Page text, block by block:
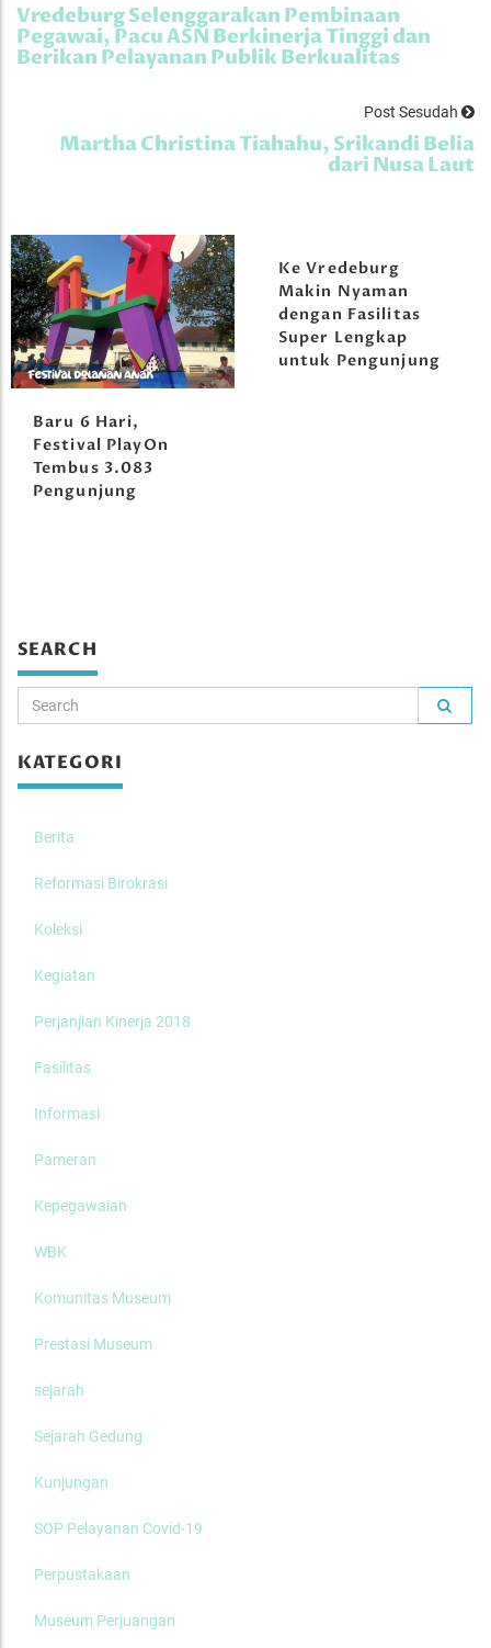
Vredeburg Selenggarakan Pembinaan
Pegawai, Pacu ASN Berkinerja Tinggi dan
Berikan Pelayanan Publik Berkualitas
Post Sesudah
Martha Christina Tiahahu, Srikandi Belia
dari Nusa Laut
Baru 6 Hari,
Festival PlayOn
Tembus 3.083
Pengunjung
Ke Vredeburg
Makin Nyaman
dengan Fasilitas
Super Lengkap
untuk Pengunjung
SEARCH
KATEGORI
Berita
Reformasi Birokrasi
Koleksi
Kegiatan
Perjanjian Kinerja 2018
Fasilitas
Informasi
Pameran
Kepegawaian
WBK
Komunitas Museum
Prestasi Museum
sejarah
Sejarah Gedung
Kunjungan
SOP Pelayanan Covid-19
Perpustakaan
Museum Perjuangan